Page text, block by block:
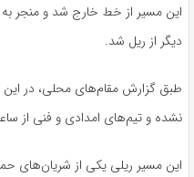
این مسیر از خط خارج شد و منجر
دیگر از ریل شد.
طبق گزارش مقام‌های محلی، در
نشده و تیم‌های امدادی و فنی از
این مسیر ریلی یکی از